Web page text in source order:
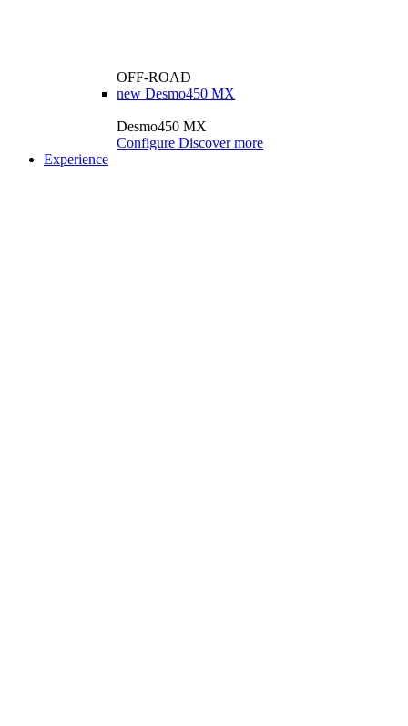
OFF-ROAD
new Desmo450 MX
Desmo450 MX
Configure Discover more
Experience